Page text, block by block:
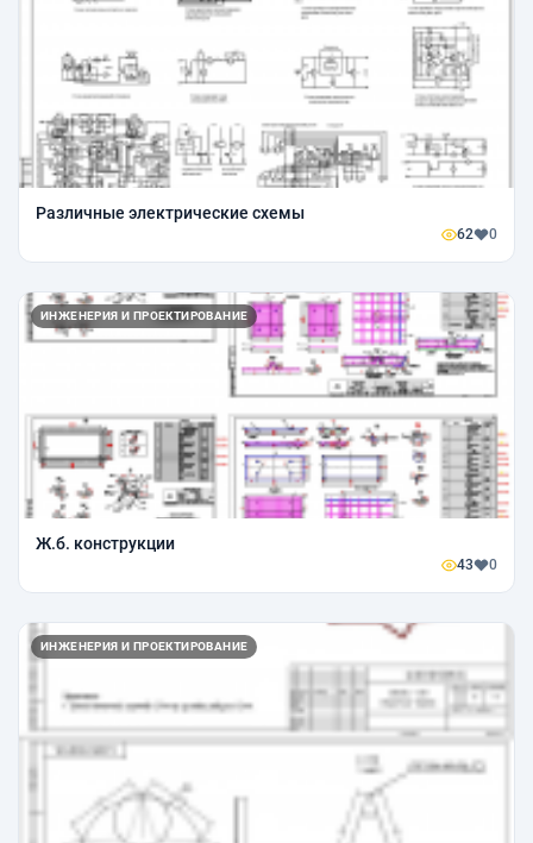
Различные электрические схемы
62 0
ИНЖЕНЕРИЯ И ПРОЕКТИРОВАНИЕ
Ж.б. конструкции
43 0
ИНЖЕНЕРИЯ И ПРОЕКТИРОВАНИЕ